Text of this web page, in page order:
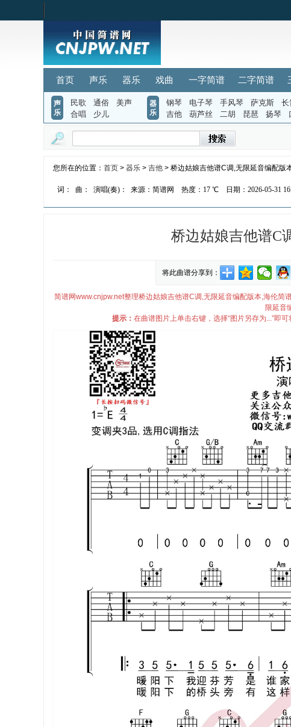
首页 声乐 器乐 戏曲 一字简谱 二字简谱
声
乐
民歌 通俗
美声
合唱
少儿
器
乐
钢琴 电子琴 手风琴 萨克斯 长
吉他
葫芦丝 二胡 琵琶 扬琴
您所在的位置： 首页 > 器乐 > 吉他 > 桥边姑娘吉他谱C调,无限延音编配版
词： 曲： 演唱(奏)： 来源：简谱网 热度： 17 ℃ 日期：2026-05-31
桥边姑娘吉他谱C
将此曲谱分享到：
简谱网www.cnjpw.net整理桥边姑娘吉他谱C调,无限延音编配版本,海伦
限延音
提示： 在曲谱图片上单击右键，选择“图片另存为...”即